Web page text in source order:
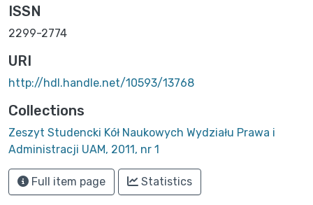
ISSN
2299-2774
URI
http://hdl.handle.net/10593/13768
Collections
Zeszyt Studencki Kół Naukowych Wydziału Prawa i
Administracji UAM, 2011, nr 1
Full item page Statistics